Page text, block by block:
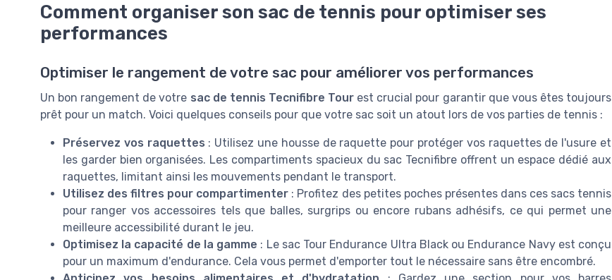
Comment organiser son sac de tennis pour optimiser ses
performances
Optimiser le rangement de votre sac pour améliorer vos performances
Un bon rangement de votre sac de tennis Tecnifibre Tour est crucial pour garantir que vous êtes toujours
prêt pour un match. Voici quelques conseils pour que votre sac soit un atout lors de vos parties de tennis :
Préservez vos raquettes : Utilisez une housse de raquette pour protéger vos raquettes de l'usure et
les garder bien organisées. Les compartiments spacieux du sac Tecnifibre offrent un espace dédié aux
raquettes, limitant ainsi les mouvements pendant le transport.
Utilisez des filtres pour compartimenter : Profitez des petites poches présentes dans ces sacs tennis
pour ranger vos accessoires tels que balles, surgrips ou encore rubans adhésifs, ce qui permet une
meilleure accessibilité durant le jeu.
Optimisez la capacité de la gamme : Le sac Tour Endurance Ultra Blackou Endurance Navyest conçu
pour un maximum d'endurance. Cela vous permet d'emporter tout le nécessaire sans être encombré.